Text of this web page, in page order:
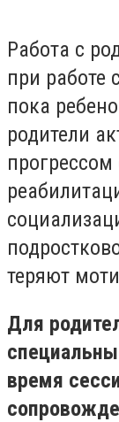
Работа с
при работе
пока
родители
теряют
Для
время